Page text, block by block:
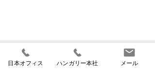
日本オフィス ハンガリー本社 メール